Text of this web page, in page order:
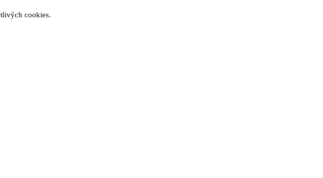
cookies.